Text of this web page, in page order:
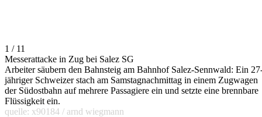
1 / 11
Messerattacke in Zug bei Salez SG
Arbeiter säubern den Bahnsteig am Bahnhof Salez-Sennwald: Ein
jähriger Schweizer stach am Samstagnachmittag in einem Zugwagen
der Südostbahn auf mehrere Passagiere ein und setzte eine brennbare
Flüssigkeit ein.
quelle: x90184 / arnd wiegmann